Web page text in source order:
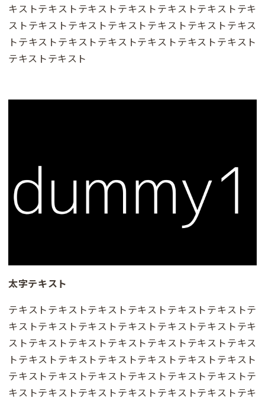
キストテキストテキストテキストテキストテキストテキ
ストテキストテキストテキストテキストテキストテキス
トテキストテキストテキストテキストテキストテキスト
テキストテキスト
太字テキスト
テキストテキストテキストテキストテキストテキストテ
キストテキストテキストテキストテキストテキストテキ
ストテキストテキストテキストテキストテキストテキス
トテキストテキストテキストテキストテキストテキスト
テキストテキストテキストテキストテキストテキストテ
キストテキストテキストテキストテキストテキストテキ